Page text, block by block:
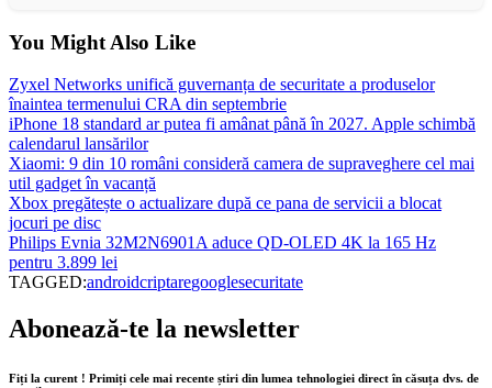
You Might Also Like
Zyxel Networks unifică guvernanța de securitate a produselor
înaintea termenului CRA din septembrie
iPhone 18 standard ar putea fi amânat până în 2027. Apple schimbă
calendarul lansărilor
Xiaomi: 9 din 10 români consideră camera de supraveghere cel mai
util gadget în vacanță
Xbox pregătește o actualizare după ce pana de servicii a blocat
jocuri pe disc
Philips Evnia 32M2N6901A aduce QD-OLED 4K la 165 Hz
pentru 3.899 lei
TAGGED:androidcriptaregooglesecuritate
Abonează-te la newsletter
Fiți la curent ! Primiți cele mai recente știri din lumea tehnologiei direct în căsuța dvs. de